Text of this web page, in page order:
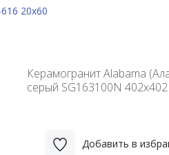
20х60
Керамогранит Alabama
серый SG163100N
Добавить в